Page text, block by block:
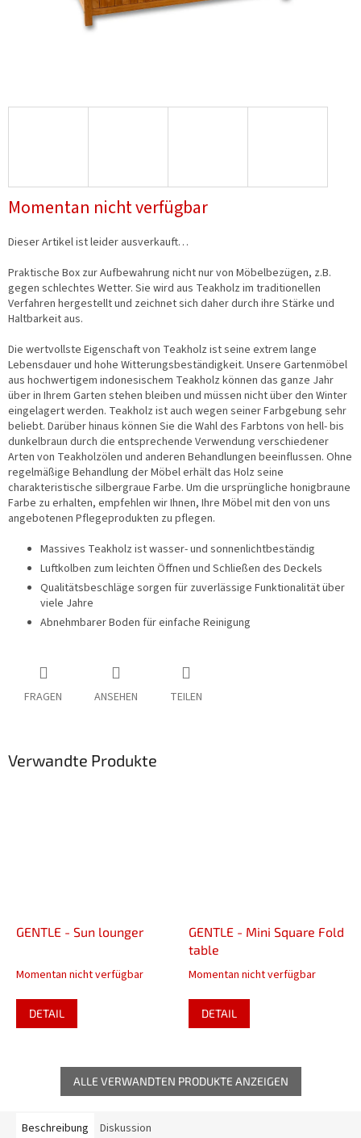
Momentan nicht verfügbar
Dieser Artikel ist leider ausverkauft…
Praktische Box zur Aufbewahrung nicht nur von Möbelbezügen, z.B.
gegen schlechtes Wetter. Sie wird aus Teakholz im traditionellen
Verfahren hergestellt und zeichnet sich daher durch ihre Stärke und
Haltbarkeit aus.
Die wertvollste Eigenschaft von Teakholz ist seine extrem lange
Lebensdauer und hohe Witterungsbeständigkeit. Unsere Gartenmöbel
aus hochwertigem indonesischem Teakholz können das ganze Jahr
über in Ihrem Garten stehen bleiben und müssen nicht über den Winter
eingelagert werden. Teakholz ist auch wegen seiner Farbgebung sehr
beliebt. Darüber hinaus können Sie die Wahl des Farbtons von hell- bis
dunkelbraun durch die entsprechende Verwendung verschiedener
Arten von Teakholzölen und anderen Behandlungen beeinflussen. Ohne
regelmäßige Behandlung der Möbel erhält das Holz seine
charakteristische silbergraue Farbe. Um die ursprüngliche honigbraune
Farbe zu erhalten, empfehlen wir Ihnen, Ihre Möbel mit den von uns
angebotenen Pflegeprodukten zu pflegen.
Massives Teakholz ist wasser- und sonnenlichtbeständig
Luftkolben zum leichten Öffnen und Schließen des Deckels
Qualitätsbeschläge sorgen für zuverlässige Funktionalität über
viele Jahre
Abnehmbarer Boden für einfache Reinigung
FRAGEN ANSEHEN TEILEN
Verwandte Produkte
GENTLE - Sun lounger
Momentan nicht verfügbar
DETAIL
GENTLE - Mini Square Fold
table
Momentan nicht verfügbar
DETAIL
ALLE VERWANDTEN PRODUKTE ANZEIGEN
Beschreibung Diskussion